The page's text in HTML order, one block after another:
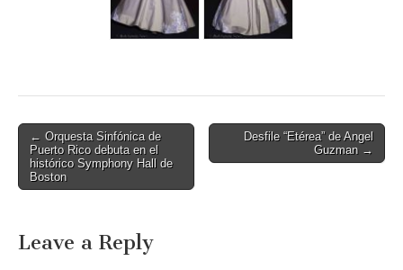
Post
navigation
← Orquesta Sinfónica de
Puerto Rico debuta en el
histórico Symphony Hall de
Boston
Desfile “Etérea” de Angel
Guzman →
Leave a Reply